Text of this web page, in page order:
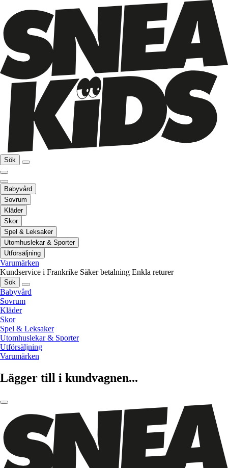
Sök
Babyvård
Sovrum
Kläder
Skor
Spel & Leksaker
Utomhuslekar & Sporter
Utförsäljning
Varumärken
Kundservice i Frankrike Säker betalning Enkla returer
Sök
Babyvård
Sovrum
Kläder
Skor
Spel & Leksaker
Utomhuslekar & Sporter
Utförsäljning
Varumärken
Lägger till i kundvagnen...